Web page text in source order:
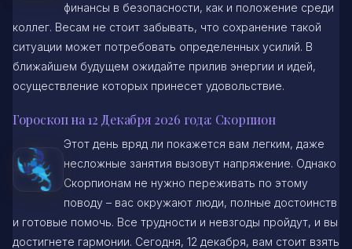
финансы в безопасности, как и положение среди
коллег. Весам не стоит забывать, что сохранение такой
ситуации может потребовать определенных усилий. В
ближайшем будущем ожидайте прилив энергии и идей,
осуществление которых принесет удовольствие.
Гороскоп на 12 Декабря 2026 года: Скорпион
Этот день вряд ли покажется вам легким, даже
несложные занятия вызовут напряжение. Однако
Скорпионам не нужно переживать по этому
поводу – вас окружают люди, полные достоинств
и готовые помочь. Все трудности и невзгоды пройдут, и вы
достигнете гармонии. Сегодня, 12 декабря, вам стоит взять